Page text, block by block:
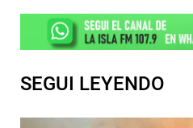
SEGUI LEYENDO